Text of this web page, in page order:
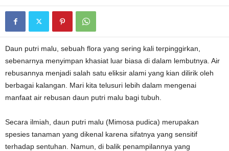
Daun putri malu, sebuah flora yang sering kali terpinggirkan,
sebenarnya menyimpan khasiat luar biasa di dalam lembutnya. Air
rebusannya menjadi salah satu eliksir alami yang kian dilirik oleh
berbagai kalangan. Mari kita telusuri lebih dalam mengenai
manfaat air rebusan daun putri malu bagi tubuh.
Secara ilmiah, daun putri malu (Mimosa pudica) merupakan
spesies tanaman yang dikenal karena sifatnya yang sensitif
terhadap sentuhan. Namun, di balik penampilannya yang